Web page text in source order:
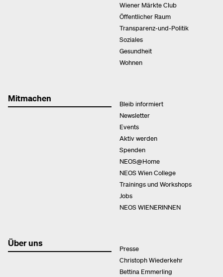
Wiener Märkte Club
Öffentlicher Raum
Transparenz-und-Politik
Soziales
Gesundheit
Wohnen
Mitmachen
Bleib informiert
Newsletter
Events
Aktiv werden
Spenden
NEOS@Home
NEOS Wien College
Trainings und Workshops
Jobs
NEOS WIENERINNEN
Über uns
Presse
Christoph Wiederkehr
Bettina Emmerling